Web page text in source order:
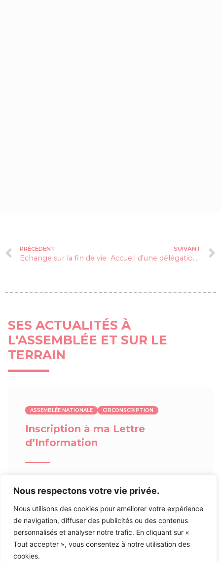
Nous respectons votre vie privée.
Nous utilisons des cookies pour améliorer votre expérience
de navigation, diffuser des publicités ou des contenus
personnalisés et analyser notre trafic. En cliquant sur «
Tout accepter », vous consentez à notre utilisation des
cookies.
PRÉCÉDENT
Echange sur la fin de vie
SUIVANT
Accueil d’une délégation de la réserve citoyenne de la Gendarmerie de l’Isère
SES ACTUALITÉS À
L'ASSEMBLÉE ET SUR LE
TERRAIN
ASSEMBLÉE NATIONALE CIRCONSCRIPTION
Inscription à ma Lettre
d’Information
rester informé sur mon action et actualité politique
et locale en
suivant ce lien
23/07/2026